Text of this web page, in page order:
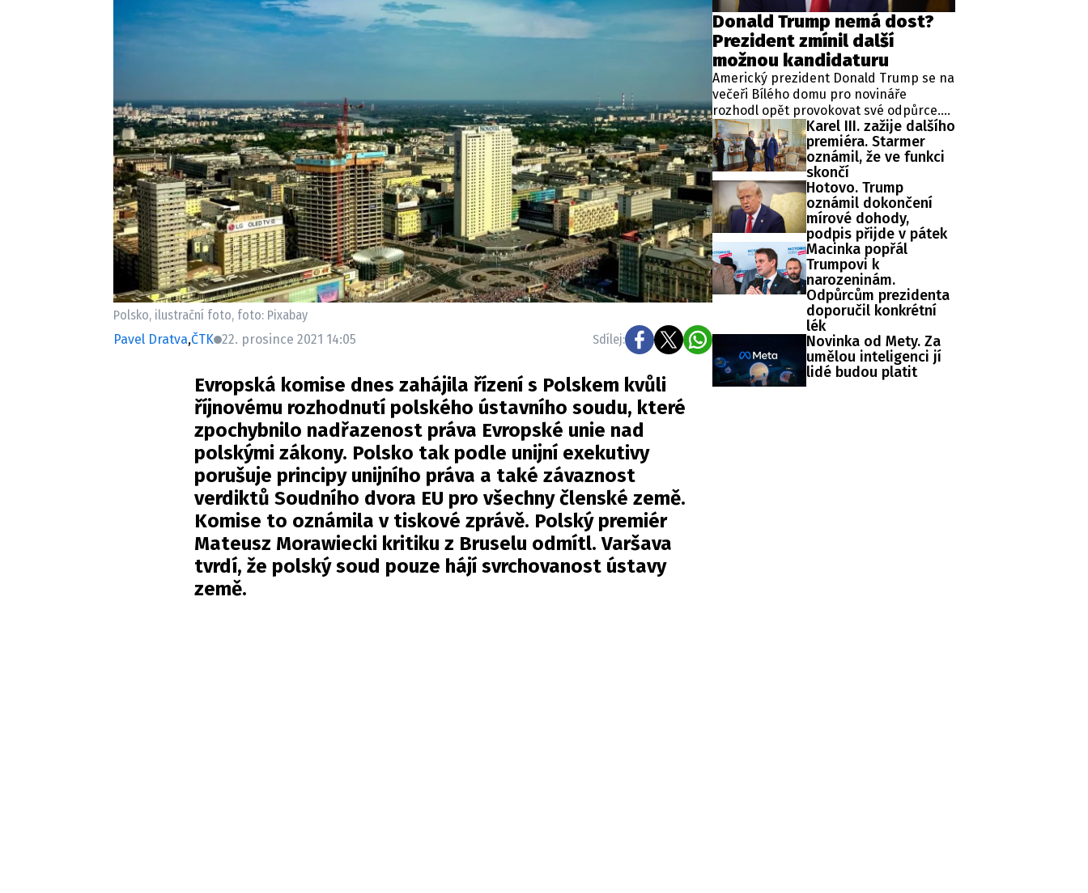
Zaznamenali jste událost? Máte pro nás důležitou zprávu, příběh, fotografie, videa?
Polsko, ilustrační foto, foto: Pixabay
Pavel Dratva,ČTK 22. prosince 2021 14:05 Sdílej:
Evropská komise dnes zahájila řízení s Polskem kvůli
říjnovému rozhodnutí polského ústavního soudu, které
zpochybnilo nadřazenost práva Evropské unie nad
polskými zákony. Polsko tak podle unijní exekutivy
porušuje principy unijního práva a také závaznost
verdiktů Soudního dvora EU pro všechny členské země.
Komise to oznámila v tiskové zprávě. Polský premiér
Mateusz Morawiecki kritiku z Bruselu odmítl. Varšava
tvrdí, že polský soud pouze hájí svrchovanost ústavy
země.
Donald Trump nemá dost?
Prezident zmínil další
možnou kandidaturu
Americký prezident Donald Trump se na
večeři Bílého domu pro novináře
rozhodl opět provokovat své odpůrce.
Vtipkoval totiž o čtvrté kandidatuře v
prezidentských volbách, která je mu
podle zákonů zapovězena, protože
momentálně vykonává již druhý mandát
ve funkci hlavy státu.
Karel III. zažije dalšího
premiéra. Starmer
oznámil, že ve funkci
skončí
Hotovo. Trump
oznámil dokončení
mírové dohody,
podpis přijde v pátek
Macinka popřál
Trumpovi k
narozeninám.
Odpůrcům prezidenta
doporučil konkrétní
lék
Novinka od Mety. Za
umělou inteligenci jí
lidé budou platit